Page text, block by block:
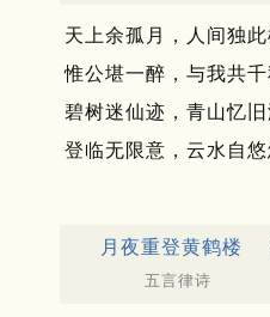
天上余孤月，人间独此
惟公堪一醉，与我共千
碧树迷仙迹，青山忆旧
登临无限意，云水自悠
月夜重登黄鹤楼
五言律诗